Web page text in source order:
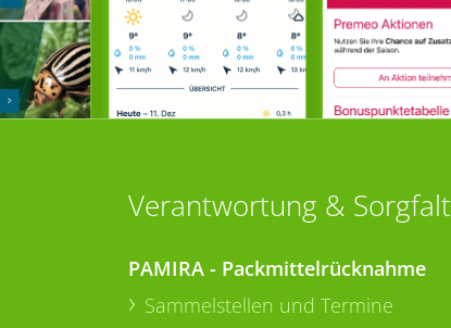
Verantwortung & Sorgfalt
PAMIRA - Packmittelrücknahme
Sammelstellen und Termine